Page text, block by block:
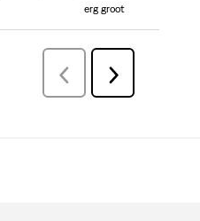
erg groot
VorigeBeoordelingen
Volgende
Beoordelingen